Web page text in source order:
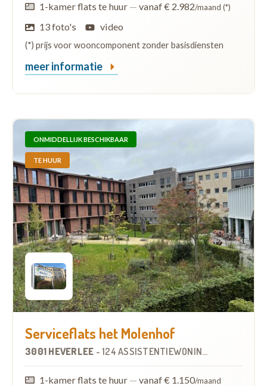
1-kamer flats te huur — vanaf € 2.982/maand (*)
13 foto's video
(*) prijs voor wooncomponent zonder basisdiensten
meer informatie
ONMIDDELLIJK BESCHIKBAAR
TE HUUR
Serviceflats het Molenhof
3001 HEVERLEE - 124 ASSISTENTIEWONINGEN
1-kamer flats te huur — vanaf € 1.150/maand